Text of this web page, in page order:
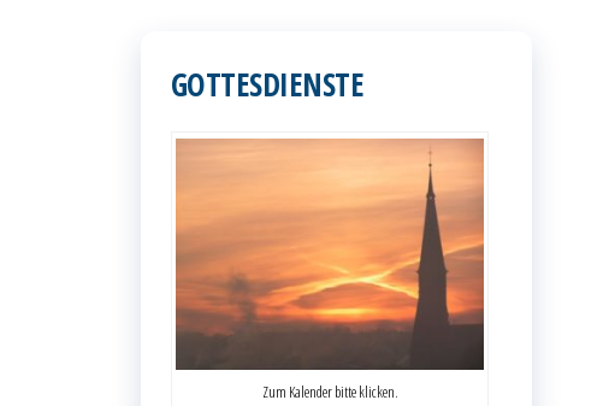
GOTTESDIENSTE
Zum Kalender bitte klicken.